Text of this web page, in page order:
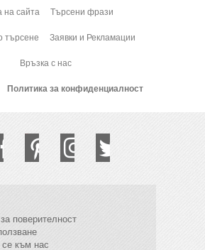
на сайта Търсени фрази
търсене Заявки и Рекламации
Връзка с нас
Политика за конфиденциалност
поверителност
към нас